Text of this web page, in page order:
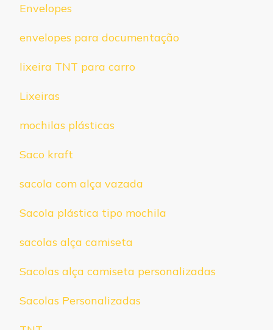
Envelopes
envelopes para documentação
lixeira TNT para carro
Lixeiras
mochilas plásticas
Saco kraft
sacola com alça vazada
Sacola plástica tipo mochila
sacolas alça camiseta
Sacolas alça camiseta personalizadas
Sacolas Personalizadas